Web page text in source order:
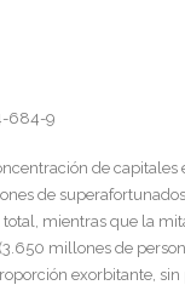
684-9
de capitales
de
total, mientras que la
millones de
exorbitante,